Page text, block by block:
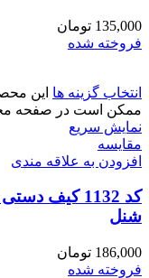
135,000 تومان
فروخته شده
انتخاب گزینه ها این
ممکن است در صفحه
نمایش سریع
مقايسه
افزودن به علاقه مندی
کد 1132
شنل
186,000 تومان
فروخته شده